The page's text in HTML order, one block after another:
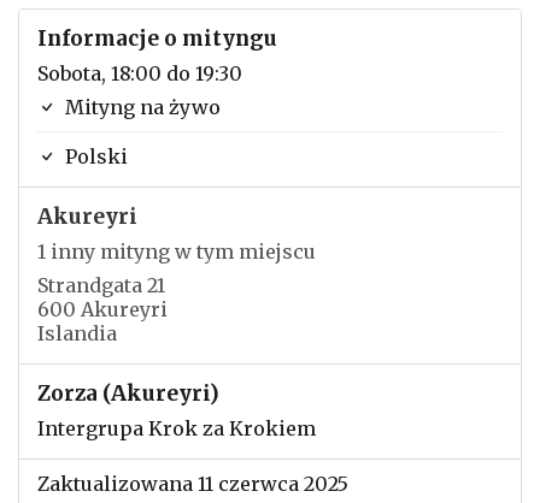
Informacje o mityngu
Sobota, 18:00 do 19:30
Mityng na żywo
Polski
Akureyri
1 inny mityng w tym miejscu
Strandgata 21
600 Akureyri
Islandia
Zorza (Akureyri)
Intergrupa Krok za Krokiem
Zaktualizowana 11 czerwca 2025